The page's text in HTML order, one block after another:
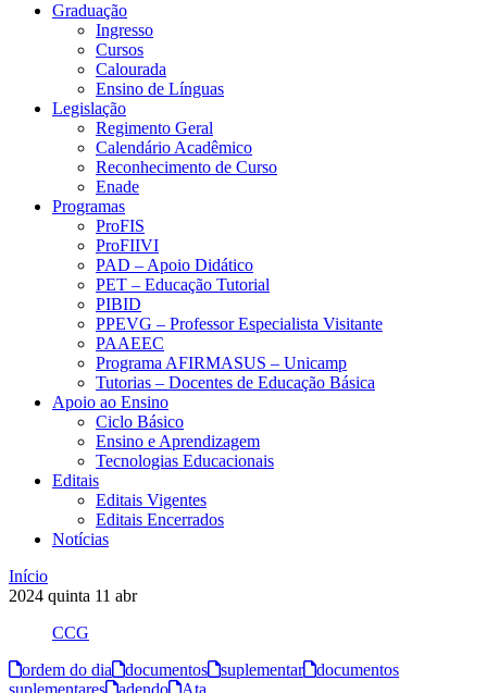
Graduação
Ingresso
Cursos
Calourada
Ensino de Línguas
Legislação
Regimento Geral
Calendário Acadêmico
Reconhecimento de Curso
Enade
Programas
ProFIS
ProFIIVI
PAD – Apoio Didático
PET – Educação Tutorial
PIBID
PPEVG – Professor Especialista Visitante
PAAEEC
Programa AFIRMASUS – Unicamp
Tutorias – Docentes de Educação Básica
Apoio ao Ensino
Ciclo Básico
Ensino e Aprendizagem
Tecnologias Educacionais
Editais
Editais Vigentes
Editais Encerrados
Notícias
Início
2024 quinta 11 abr
CCG
ordem do dia
documentos suplementar
documentos
suplementares
adendo Ata